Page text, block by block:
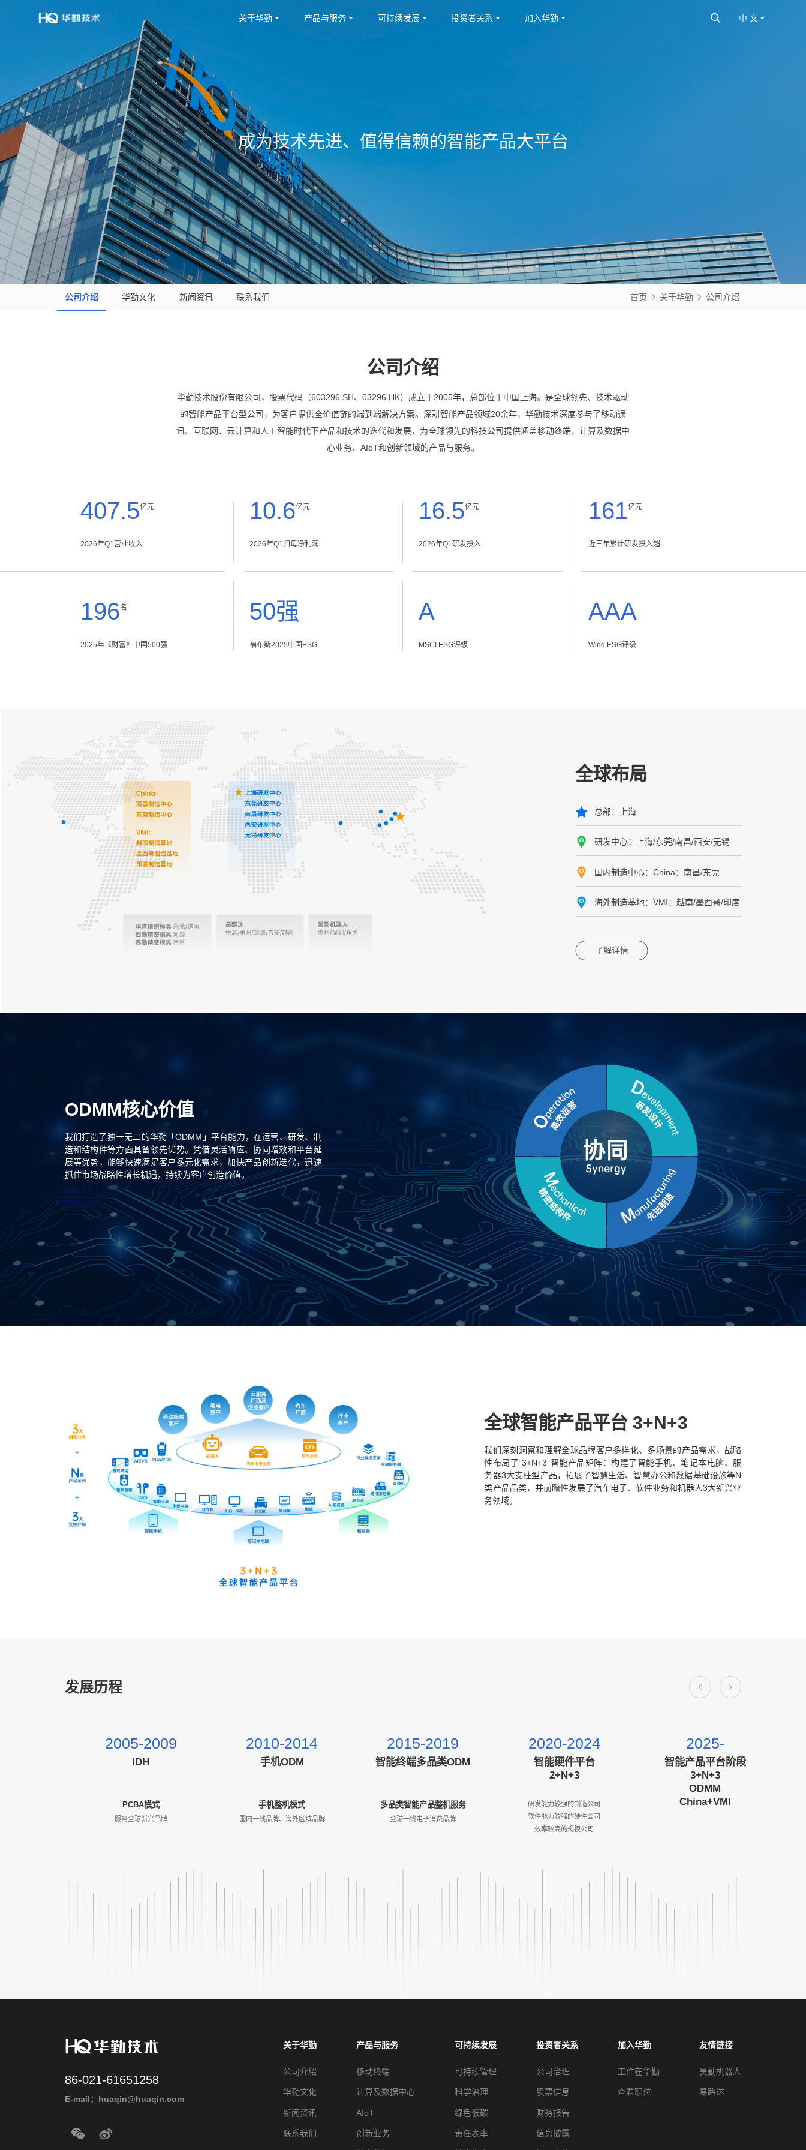
关于华勤 产品与服务 可持续发展 投资者关系 加入华勤 中 文
成为技术先进、值得信赖的智能产品大平台
公司介绍 华勤文化 新闻资讯 联系我们 首页 关于华勤 公司介绍
公司介绍
华勤技术股份有限公司，股票代码（603296.SH、03296.HK）成立于2005年，总部位于中国上海。是全球领先、技术驱动
的智能产品平台型公司，为客户提供全价值链的端到端解决方案。深耕智能产品领域20余年，华勤技术深度参与了移动通
讯、互联网、云计算和人工智能时代下产品和技术的迭代和发展，为全球领先的科技公司提供涵盖移动终端、计算及数据中
心业务、AIoT和创新领域的产品与服务。
407.5亿元
2026年Q1营业收入
10.6亿元
2026年Q1归母净利润
16.5亿元
2026年Q1研发投入
161亿元
近三年累计研发投入超
196名
2025年《财富》中国500强
50强
福布斯2025中国ESG
A
MSCI ESG评级
AAA
Wind ESG评级
全球布局
总部：上海
研发中心：上海/东莞/南昌/西安/无锡
国内制造中心：China：南昌/东莞
海外制造基地：VMI：越南/墨西哥/印度
了解详情
ODMM核心价值
我们打造了独一无二的华勤「ODMM」平台能力，在运营、研发、制
造和结构件等方面具备领先优势。凭借灵活响应、协同增效和平台延
展等优势，能够快速满足客户多元化需求，加快产品创新迭代，迅速
抓住市场战略性增长机遇，持续为客户创造价值。
全球智能产品平台 3+N+3
我们深刻洞察和理解全球品牌客户多样化、多场景的产品需求，战略
性布局了“3+N+3”智能产品矩阵：构建了智能手机、笔记本电脑、服
务器3大支柱型产品，拓展了智慧生活、智慧办公和数据基础设施等N
类产品品类，并前瞻性发展了汽车电子、软件业务和机器人3大新兴业
务领域。
发展历程
2005-2009
IDH
PCBA模式
服务全球新兴品牌
2010-2014
手机ODM
手机整机模式
国内一线品牌、海外区域品牌
2015-2019
智能终端多品类ODM
多品类智能产品整机服务
全球一线电子消费品牌
2020-2024
智能硬件平台
2+N+3
研发能力较强的制造公司
软件能力较强的硬件公司
效率较高的规模公司
2025-
智能产品平台阶段
3+N+3
ODMM
China+VMI
86-021-61651258
E-mail：huaqin@huaqin.com
关于华勤
公司介绍
华勤文化
新闻资讯
联系我们
产品与服务
移动终端
计算及数据中心
AIoT
创新业务
可持续发展
可持续管理
科学治理
绿色低碳
责任表率
投资者关系
公司治理
股票信息
财务报告
信息披露
加入华勤
工作在华勤
查看职位
友情链接
昊勤机器人
易路达